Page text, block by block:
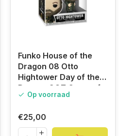
Funko House of the
Dragon 08 Otto
Hightower Day of the
Dragon GOT Game of
Thrones
Op voorraad
€25,00